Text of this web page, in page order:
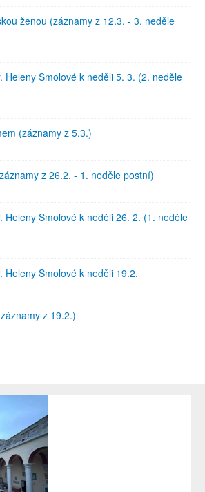
ženou (záznamy z 12.3. - 3. neděle
Heleny Smolové k neděli 5. 3. (2. neděle
(záznamy z 5.3.)
z 26.2. - 1. neděle postní)
Heleny Smolové k neděli 26. 2. (1. neděle
Heleny Smolové k neděli 19.2.
z 19.2.)